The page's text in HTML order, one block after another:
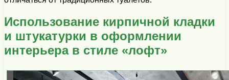
Использование кирпичной кладки
и штукатурки в оформлении
интерьера в стиле «лофт»